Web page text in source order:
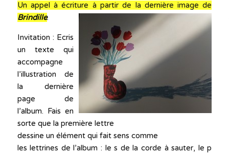
Un appel à écriture à partir de la dernière image de
Brindille.
Invitation : Ecris
un texte qui
accompagne
l’illustration de
la dernière
page de
l’album. Fais en
sorte que la première lettre
dessine un élément qui fait sens comme
les lettrines de l’album : le s de la corde à sauter, le p